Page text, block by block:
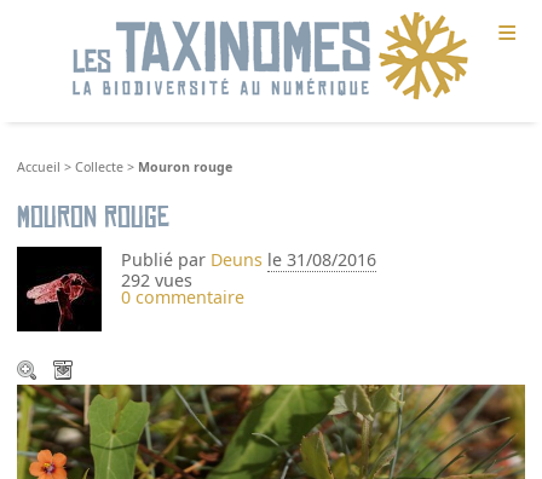
≡
Accueil >Collecte > Mouron rouge
Mouron rouge
Publié par Deuns le 31/08/2016
292 vues
0 commentaire